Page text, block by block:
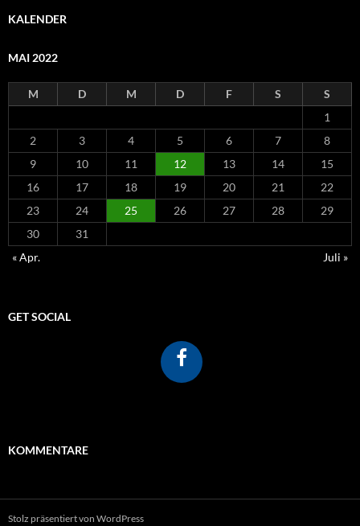
KALENDER
MAI 2022
M D M D F S
S
1
2
3 4 5 6 7
8
9
10 11 12 13 14
15
16
17 18 19 20 21
22
23
24 25 26 27 28
29
30
31
« Apr.
Juli »
GET SOCIAL
KOMMENTARE
Stolz präsentiert von WordPress